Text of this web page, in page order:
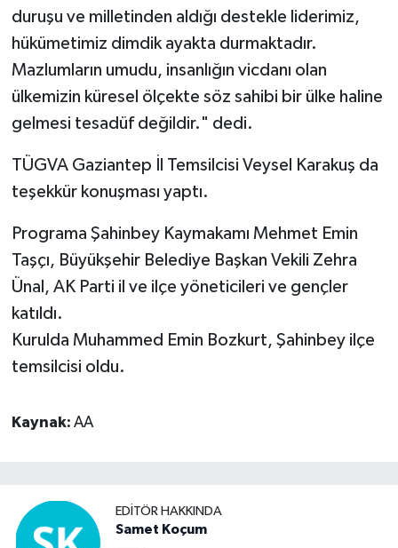
duruşu ve milletinden aldığı destekle liderimiz,
hükümetimiz dimdik ayakta durmaktadır.
Mazlumların umudu, insanlığın vicdanı olan
ülkemizin küresel ölçekte söz sahibi bir ülke haline
gelmesi tesadüf değildir." dedi.
TÜGVA Gaziantep İl Temsilcisi Veysel Karakuş da
teşekkür konuşması yaptı.
Programa Şahinbey Kaymakamı Mehmet Emin
Taşçı, Büyükşehir Belediye Başkan Vekili Zehra
Ünal, AK Parti il ve ilçe yöneticileri ve gençler
katıldı.
Kurulda Muhammed Emin Bozkurt, Şahinbey ilçe
temsilcisi oldu.
Kaynak: AA
EDITÖR HAKKINDA
Samet Koçum